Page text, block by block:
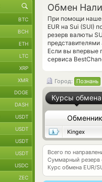
Обмен
При помощи
EUR на Sui (SUI)
резерв валюты
Если вы впервые
сервиса
Город: Познань
Курсы обмена
Обменник
Kingex
Всего по
Суммарный резерв
Курс обмена EUR/
BTC
BCH
ETH
LTC
XRP
XMR
DOGE
DASH
USDT
USDT
USDT
USDT
USDC
ZEC